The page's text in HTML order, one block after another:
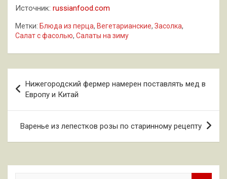
Источник: russianfood.com
Метки: Блюда из перца, Вегетарианские, Засолка,
Салат с фасолью, Салаты на зиму
по
записям
Нижегородский фермер намерен поставлять мед в
Европу и Китай
Варенье из лепестков розы по старинному рецепту